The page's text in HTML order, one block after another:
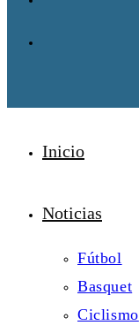
Inicio
Noticias
Fútbol
Basquet
Ciclismo